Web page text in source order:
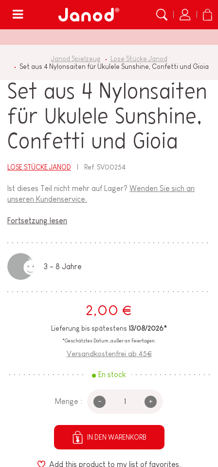
Janod Spielzeug
Lose Stücke Janod
Set aus 4 Nylonsaiten für Ukulele Sunshine, Confetti und Gioia
Set aus 4 Nylonsaiten
für Ukulele Sunshine,
Confetti und Gioia
LOSE STÜCKE JANOD Ref. SV00254
Ist dieses Teil nicht mehr auf Lager? Wenden Sie sich an
unseren Kundenservice.
Fortsetzung lesen
3 - 8 Jahre
2,00 €
Lieferung bis spätestens 13/08/2026*
*Geschätztes Datum, außer an Feiertagen.
Versandkostenfrei ab 45€
En stock
Menge : - +
IN DEN WARENKORB
Add this product to my list of favorites.